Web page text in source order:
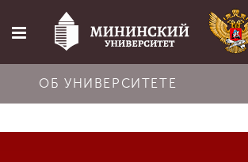
Главная
ОБ УНИВЕРСИТЕТЕ